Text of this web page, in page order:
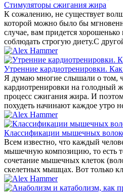
Стимуляторы сжигания жира
К сожалению, не существует
которой можно было бы
случае, вам придется хорошенько
соблюдать строгую диету.С
Утренние кардиотренировки.
Я думаю многие слышали о том,
кардиотренировки на голодный
процесс сжигания жира. И
похудеть начинают каждое утро
Классификации мышечных
Всем известно, что каждый
мышечную композицию, то есть
сочетание мышечных клеток
скелетных мышцах. Вот только